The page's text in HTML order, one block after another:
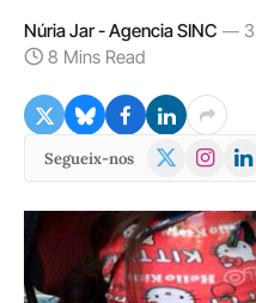
Núria Jar - Agencia SINC
8 Mins Read
Segueix-nos
X